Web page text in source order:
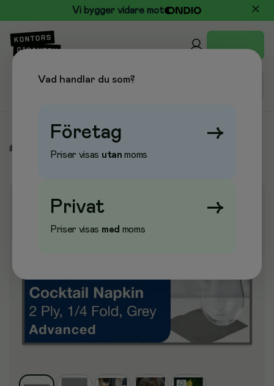
Vi bygger vidare mot
Vad handlar du som?
Företag →
Priser visas utan moms
Privat →
Priser visas med moms